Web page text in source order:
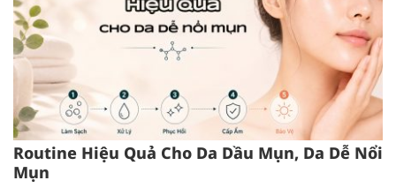
Routine Hiệu Quả Cho Da Dầu Mụn, Da Dễ Nổi
Mụn